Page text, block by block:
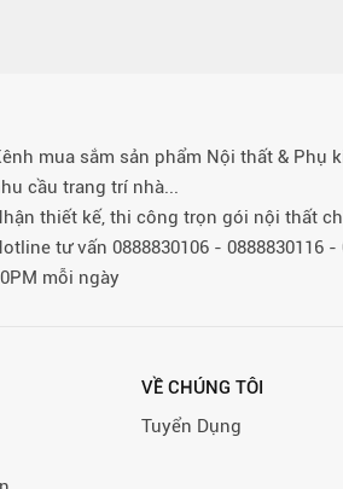
mua sắm sản phẩm Nội thất & Phụ
cầu trang trí nhà...
thiết kế, thi công trọn gói nội thất
tư vấn 0888830106 - 0888830116
mỗi ngày
VỀ CHÚNG TÔI
Tuyển Dụng